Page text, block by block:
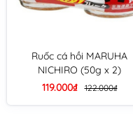
Ruốc cá hồi MARUHA
NICHIRO (50g x 2)
119.000₫
122.000₫